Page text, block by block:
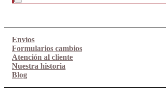
Envíos
Formularios cambios
Atención al cliente
Nuestra historia
Blog